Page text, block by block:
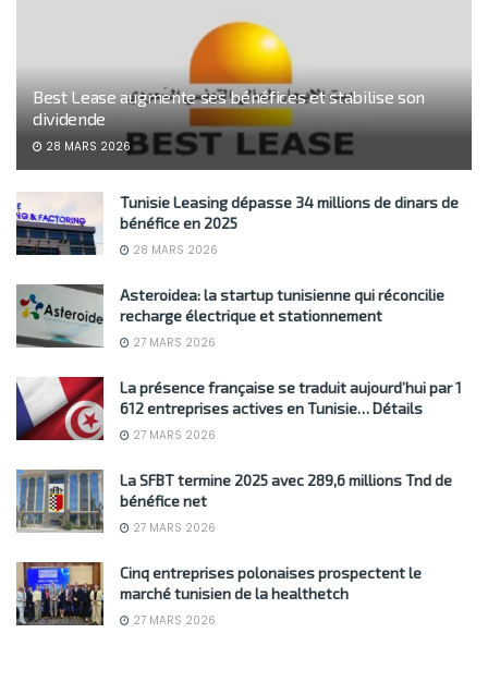
Best Lease augmente ses bénéfices et stabilise son
dividende
28 MARS 2026
Tunisie Leasing dépasse 34 millions de dinars de
bénéfice en 2025
28 MARS 2026
Asteroidea: la startup tunisienne qui réconcilie
recharge électrique et stationnement
27 MARS 2026
La présence française se traduit aujourd’hui par 1
612 entreprises actives en Tunisie… Détails
27 MARS 2026
La SFBT termine 2025 avec 289,6 millions Tnd de
bénéfice net
27 MARS 2026
Cinq entreprises polonaises prospectent le
marché tunisien de la healthetch
27 MARS 2026